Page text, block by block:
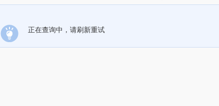
正在查询中，请刷新重试